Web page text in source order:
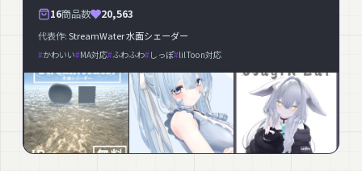
16商品数 20,563
代表作:StreamWater 水面シェーダー
#かわいい#MA対応#ふわふわ#しっぽ#lilToon対応